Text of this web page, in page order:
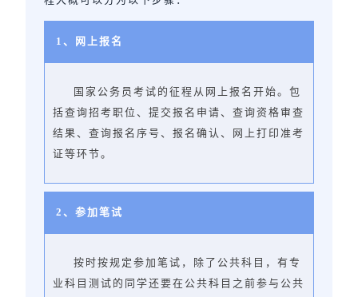
1、网上报名
国家公务员考试的征程从网上报名开始。包
括查询招考职位、提交报名申请、查询资格审查
结果、查询报名序号、报名确认、网上打印准考
证等环节。
2、 参加笔试
按时按规定参加笔试，除了公共科目，有专
业科目测试的同学还要在公共科目之前参与公共